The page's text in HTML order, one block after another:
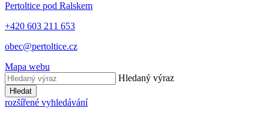
Pertoltice pod Ralskem
+420 603 211 653
obec@pertoltice.cz
Mapa webu
Hledaný výraz
Hledat
rozšířené vyhledávání